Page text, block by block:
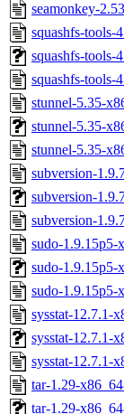
seamonkey-
squashfs-tools-
squashfs-tools-
squashfs-tools-
stunnel-5.35-
stunnel-5.35-
stunnel-5.35-
subversion-
subversion-
subversion-
sudo-1.9.15p5-
sudo-1.9.15p5-
sudo-1.9.15p5-
sysstat-12.7.1-
sysstat-12.7.1-
sysstat-12.7.1-
tar-1.29-
tar-1.29-